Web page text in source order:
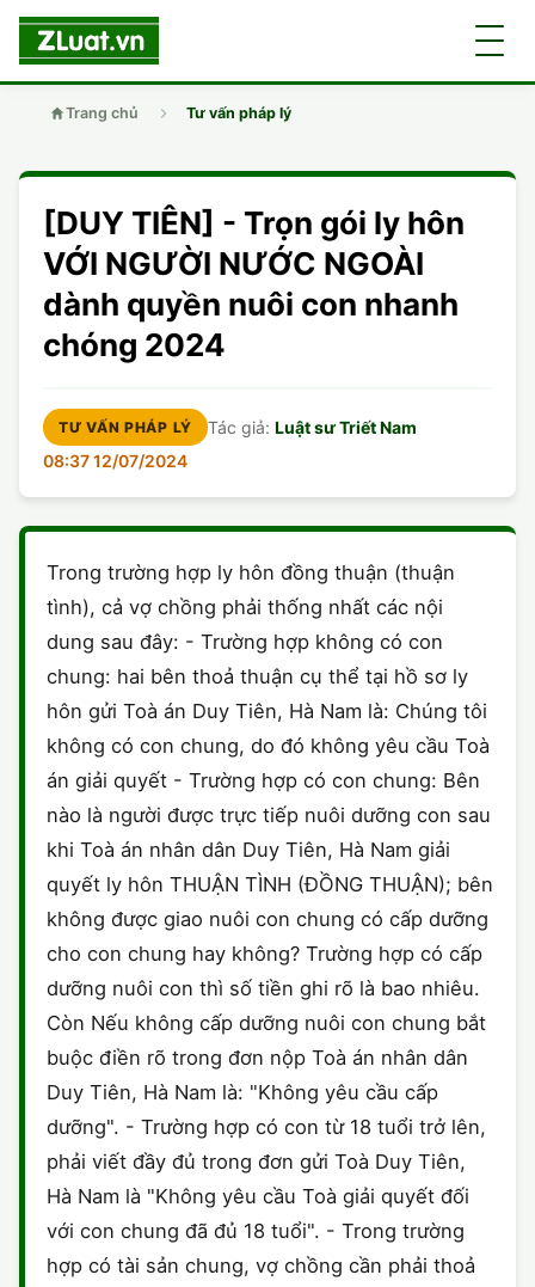
LUẬT SƯ
CHUYÊN VIÊN
TUYỂN DỤNG
DÂN SỰ
DOANH NGHIỆP
GIẤY PHÉP CON
LAO ĐỘNG
SỞ HỮU TRÍ TUỆ
THUẾ - BẢO HIỂM
DÂN SỰ
DOANH NGHIỆP
ĐẤT ĐAI
HÀNH CHÍNH
HÌNH SỰ
HÔN NHÂN - GIA ĐÌNH
LAO ĐỘNG
SỞ HỮU TRÍ TUỆ
THỪA KẾ - DI CHÚC
THUẾ VÀ KẾ TOÁN
DI CHÚC
ĐĂNG KÝ XE
HÀNH CHÍNH
DOANH NGHIỆP
HỘ KINH DOANH
SỞ HỮU TRÍ TUỆ
LÝ LỊCH TƯ PHÁP
TRÍCH LỤC HỘ TỊCH
CÔNG BỐ SẢN PHẨM
GIẤY PHÉP LAO ĐỘNG
CHỨNG NHẬN HACCP
DÂN SỰ
HÌNH SỰ
HÔN NHÂN GIA ĐÌNH
MẪU KHÁC
VĂN BẢN TỐ TỤNG
Trang chủ Tư vấn pháp lý
[DUY TIÊN] - Trọn gói ly hôn
VỚI NGƯỜI NƯỚC NGOÀI
dành quyền nuôi con nhanh
chóng 2024
TƯ VẤN PHÁP LÝ Tác giả:Luật sư Triết Nam
08:37 12/07/2024
Trong trường hợp ly hôn đồng thuận (thuận
tình), cả vợ chồng phải thống nhất các nội
dung sau đây: - Trường hợp không có con
chung: hai bên thoả thuận cụ thể tại hồ sơ ly
hôn gửi Toà án Duy Tiên, Hà Nam là: Chúng tôi
không có con chung, do đó không yêu cầu Toà
án giải quyết - Trường hợp có con chung: Bên
nào là người được trực tiếp nuôi dưỡng con sau
khi Toà án nhân dân Duy Tiên, Hà Nam giải
quyết ly hôn THUẬN TÌNH (ĐỒNG THUẬN); bên
không được giao nuôi con chung có cấp dưỡng
cho con chung hay không? Trường hợp có cấp
dưỡng nuôi con thì số tiền ghi rõ là bao nhiêu.
Còn Nếu không cấp dưỡng nuôi con chung bắt
buộc điền rõ trong đơn nộp Toà án nhân dân
Duy Tiên, Hà Nam là: "Không yêu cầu cấp
dưỡng". - Trường hợp có con từ 18 tuổi trở lên,
phải viết đầy đủ trong đơn gửi Toà Duy Tiên,
Hà Nam là "Không yêu cầu Toà giải quyết đối
với con chung đã đủ 18 tuổi". - Trong trường
hợp có tài sản chung, vợ chồng cần phải thoả